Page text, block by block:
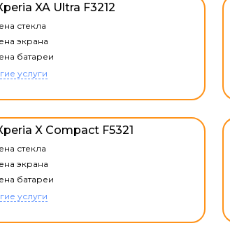
XA Ultra F3212
стекла
экрана
батареи
услуги
X Compact F5321
стекла
экрана
батареи
услуги